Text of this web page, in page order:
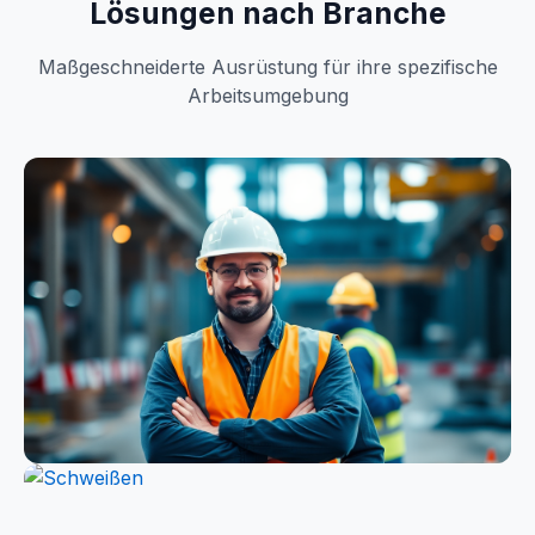
Lösungen nach Branche
Maßgeschneiderte Ausrüstung für ihre spezifische
Arbeitsumgebung